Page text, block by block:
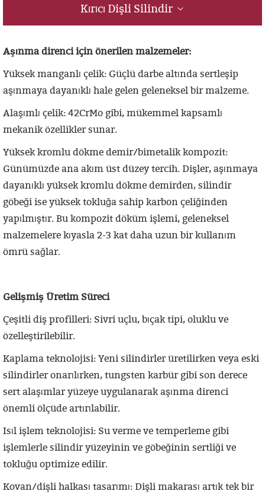
Kırıcı Dişli Silindir
Aşınma direnci için önerilen malzemeler:
Yüksek manganlı çelik: Güçlü darbe altında sertleşip
aşınmaya dayanıklı hale gelen geleneksel bir malzeme.
Alaşımlı çelik: 42CrMo gibi, mükemmel kapsamlı
mekanik özellikler sunar.
Yüksek kromlu dökme demir/bimetalik kompozit:
Günümüzde ana akım üst düzey tercih. Dişler, aşınmaya
dayanıklı yüksek kromlu dökme demirden, silindir
göbeği ise yüksek tokluğa sahip karbon çeliğinden
yapılmıştır. Bu kompozit döküm işlemi, geleneksel
malzemelere kıyasla 2-3 kat daha uzun bir kullanım
ömrü sağlar.
Gelişmiş Üretim Süreci
Çeşitli diş profilleri: Sivri uçlu, bıçak tipi, oluklu ve
özelleştirilebilir.
Kaplama teknolojisi: Yeni silindirler üretilirken veya eski
silindirler onarılırken, tungsten karbür gibi son derece
sert alaşımlar yüzeye uygulanarak aşınma direnci
önemli ölçüde artırılabilir.
Isıl işlem teknolojisi: Su verme ve temperleme gibi
işlemlerle silindir yüzeyinin ve göbeğinin sertliği ve
tokluğu optimize edilir.
Kovan/dişli halkası tasarımı: Dişli makarası artık tek bir